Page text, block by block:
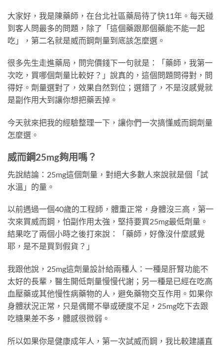
大家好，我是陳藥師，在台北社區藥局待了快11年。每天碰
到客人問最多的問題，除了「這個藥跟那個藥能不能一起
吃」，第二名就是威而鋼劑量到底該怎麼選。
很多先生走進藥局，問完價錢下一句就是：「藥師，我第一
次吃，買哪個劑量比較好？」說真的，這個問題問得對，問
得好。劑量選對了，效果自然到位；選錯了，不是沒感覺就
是副作用大到讓你想把藥丟掉。
今天就來把我的經驗整理一下，讓你們一次搞懂威而鋼劑量
怎麼選。
威而鋼25mg夠用嗎？
先說結論：25mg這個劑量，對絕大多數人來說就是個「試
水溫」的量。
以前遇過一個40歲的工程師，體重正常，身體沒三高，第一
次來買威而鋼，怕副作用太強，堅持要買25mg最低劑量。
結果吃了兩個小時之後打來說：「藥師，好像沒什麼感覺
耶，是不是買到假貨？」
我跟他說，25mg這劑量設計給兩種人：一種是肝腎功能不
太好的長輩，醫生開低劑量慢慢代謝；另一種是已經在吃高
血壓藥或其他慢性病藥物的人，避免藥物交互作用。如果你
身體狀況正常，只是偶爾不舉或硬度不足，25mg吃下去跟
吃糖果差不多，體感很微弱。
所以如果你是健康成年人，第一次試威而鋼，我比較建議直